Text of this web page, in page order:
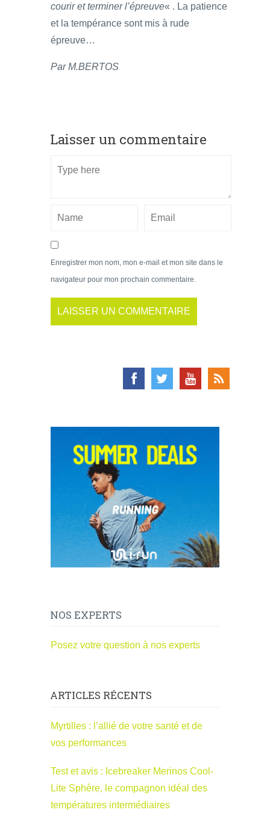
courir et terminer l’épreuve« . La patience
et la tempérance sont mis à rude
épreuve…
Par M.BERTOS
Laisser un commentaire
Enregistrer mon nom, mon e-mail et mon site dans le
navigateur pour mon prochain commentaire.
NOS EXPERTS
Posez votre question à nos experts
ARTICLES RÉCENTS
Myrtilles : l’allié de votre santé et de
vos performances
Test et avis : Icebreaker Merinos Cool-
Lite Sphère, le compagnon idéal des
températures intermédiaires